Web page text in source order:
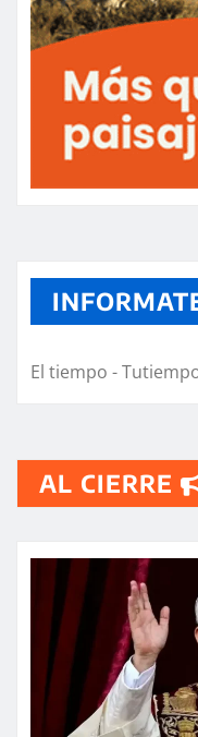
El tiempo -
AL CIERRE